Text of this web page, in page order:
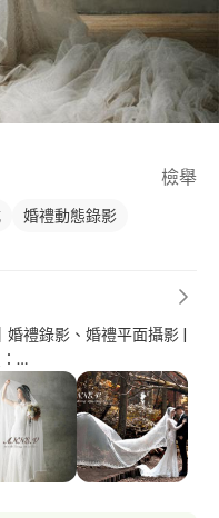
檢舉
婚禮動態錄影
禮錄影、婚禮平面攝影 |
他作品網站：